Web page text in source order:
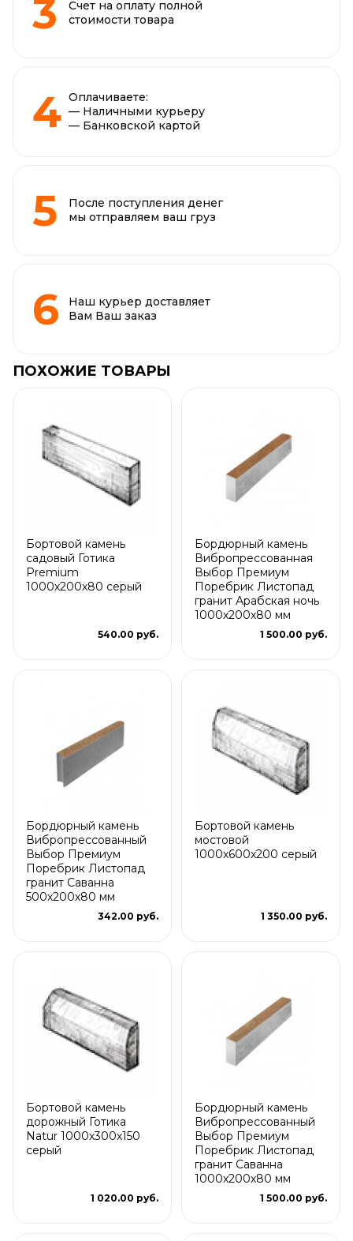
Счет на оплату полной
стоимости товара
Оплачиваете:
— Наличными курьеру
— Банковской картой
После поступления денег
мы отправляем ваш груз
Наш курьер доставляет
Вам Ваш заказ
ПОХОЖИЕ ТОВАРЫ
Бортовой камень
садовый Готика
Premium
1000х200х80 серый
540.00 руб.
Бордюрный камень
Вибропрессованная
Выбор Премиум
Поребрик Листопад
гранит Арабская ночь
1000х200х80 мм
1 500.00 руб.
Бордюрный камень
Вибропрессованный
Выбор Премиум
Поребрик Листопад
гранит Саванна
500х200х80 мм
342.00 руб.
Бортовой камень
мостовой
1000х600x200 серый
1 350.00 руб.
Бортовой камень
дорожный Готика
Natur 1000х300х150
серый
1 020.00 руб.
Бордюрный камень
Вибропрессованный
Выбор Премиум
Поребрик Листопад
гранит Саванна
1000х200х80 мм
1 500.00 руб.